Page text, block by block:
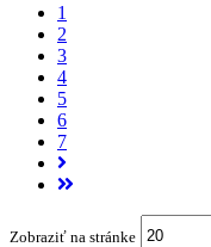
1
2
3
4
5
6
7
Zobraziť na stránke